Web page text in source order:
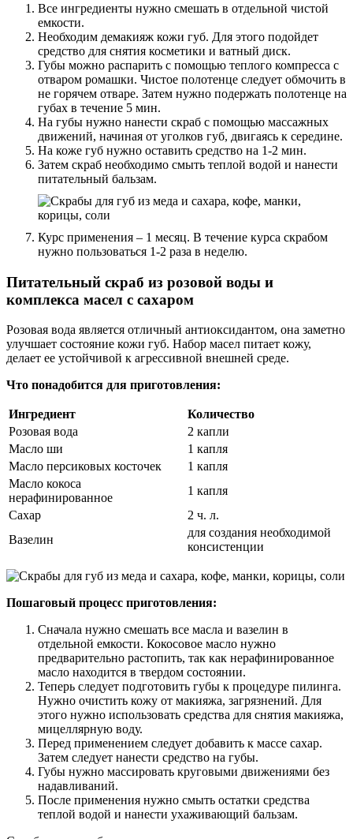
Все ингредиенты нужно смешать в отдельной чистой
емкости.
Необходим демакияж кожи губ. Для этого подойдет
средство для снятия косметики и ватный диск.
Губы можно распарить с помощью теплого компресса с
отваром ромашки. Чистое полотенце следует обмочить в
не горячем отваре. Затем нужно подержать полотенце на
губах в течение 5 мин.
На губы нужно нанести скраб с помощью массажных
движений, начиная от уголков губ, двигаясь к середине.
На коже губ нужно оставить средство на 1-2 мин.
Затем скраб необходимо смыть теплой водой и нанести
питательный бальзам.
Курс применения – 1 месяц. В течение курса скрабом
нужно пользоваться 1-2 раза в неделю.
Питательный скраб из розовой воды и
комплекса масел с сахаром
Розовая вода является отличный антиоксидантом, она заметно
улучшает состояние кожи губ. Набор масел питает кожу,
делает ее устойчивой к агрессивной внешней среде.
Что понадобится для приготовления:
Ингредиент
Количество
Розовая вода
2 капли
Масло ши
1 капля
Масло персиковых косточек
1 капля
Масло кокоса
нерафинированное
1 капля
Сахар
2 ч. л.
Вазелин
для создания необходимой
консистенции
Пошаговый процесс приготовления:
Сначала нужно смешать все масла и вазелин в
отдельной емкости. Кокосовое масло нужно
предварительно растопить, так как нерафинированное
масло находится в твердом состоянии.
Теперь следует подготовить губы к процедуре пилинга.
Нужно очистить кожу от макияжа, загрязнений. Для
этого нужно использовать средства для снятия макияжа,
мицеллярную воду.
Перед применением следует добавить к массе сахар.
Затем следует нанести средство на губы.
Губы нужно массировать круговыми движениями без
надавливаний.
После применения нужно смыть остатки средства
теплой водой и нанести ухаживающий бальзам.